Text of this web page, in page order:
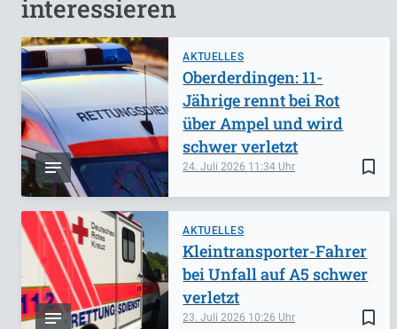
interessieren
AKTUELLES
bookmark_border
24. Juli 2026 11:34
Oberderdingen: 11-
Jährige rennt bei Rot
über Ampel und wird
schwer verletzt
AKTUELLES
bookmark_border
23. Juli 2026 10:26
Kleintransporter-Fahrer
bei Unfall auf A5 schwer
verletzt